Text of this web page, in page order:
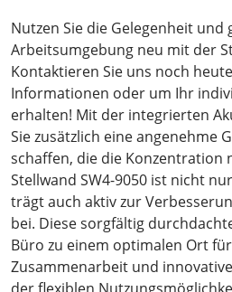
Nutzen Sie die Gelegenheit und
Arbeitsumgebung neu mit der
Kontaktieren Sie uns noch
Informationen oder um Ihr
erhalten! Mit der integrierten
Sie zusätzlich eine angenehme
schaffen, die die Konzentration
Stellwand SW4-9050 ist nicht
trägt auch aktiv zur
bei. Diese sorgfältig
Büro zu einem optimalen Ort
Zusammenarbeit und